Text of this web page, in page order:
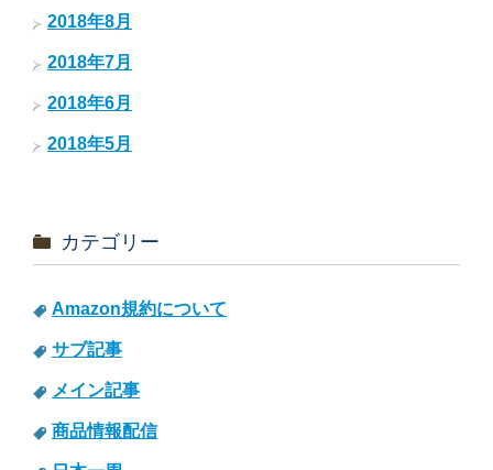
2018年8月
2018年7月
2018年6月
2018年5月
カテゴリー
Amazon規約について
サブ記事
メイン記事
商品情報配信